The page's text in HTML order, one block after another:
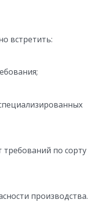
встретить:
требований по сорту
производства.